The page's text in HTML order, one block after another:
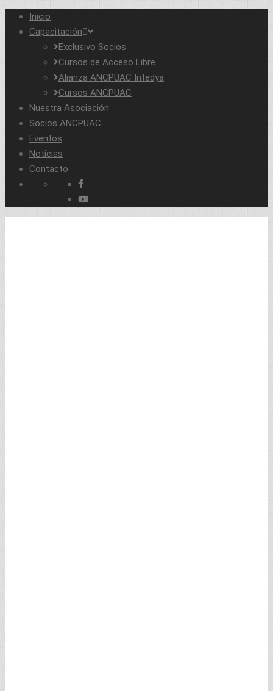
Inicio
Capacitación
Exclusivo Socios
Cursos de Acceso Libre
Alianza ANCPUAC Intedya
Cursos ANCPUAC
Nuestra Asociación
Socios ANCPUAC
Eventos
Noticias
Contacto